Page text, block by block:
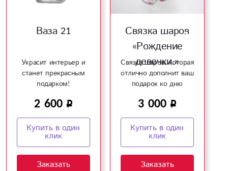
Ваза 21
Украсит интерьер и
станет прекрасным
подарком!
2 600
Купить в один
клик
Заказать
Связка шаров
«Рождение
девочки.»
Связка шаров, которая
отлично дополнит ваш
подарок ко дню
3 000
Купить в один
клик
Заказать